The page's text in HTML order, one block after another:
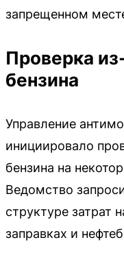
запрещенном
Проверка
бензина
Управление
инициировало
бензина на
Ведомство
структуре затрат
заправках и